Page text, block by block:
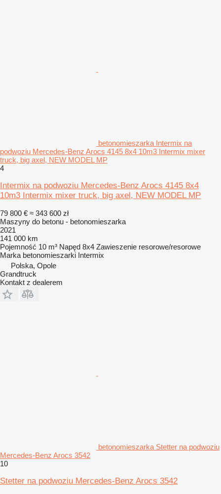
betonomieszarka Intermix na
podwoziu Mercedes-Benz Arocs 4145 8x4 10m3 Intermix mixer
truck, big axel, NEW MODEL MP
4
Intermix na podwoziu Mercedes-Benz Arocs 4145 8x4
10m3 Intermix mixer truck, big axel, NEW MODEL MP
79 800 € ≈ 343 600 zł
Maszyny do betonu - betonomieszarka
2021
141 000 km
Pojemność 10 m³ Napęd 8x4 Zawieszenie resorowe/resorowe
Marka betonomieszarki Intermix
Polska, Opole
Grandtruck
Kontakt z dealerem
betonomieszarka Stetter na podwoziu
Mercedes-Benz Arocs 3542
10
Stetter na podwoziu Mercedes-Benz Arocs 3542